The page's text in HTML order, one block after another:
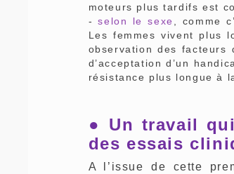
moteurs plus tardifs est
-selon le sexe
, comme
Les femmes vivent plus
observation des facteurs
d’acceptation d’un
résistance plus longue à
● Un travail
des essais
A l’issue de cette